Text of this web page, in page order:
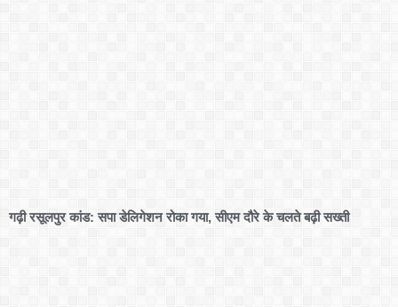
गढ़ी रसूलपुर कांड: सपा डेलिगेशन रोका गया, सीएम दौरे के चलते बढ़ी सख्ती